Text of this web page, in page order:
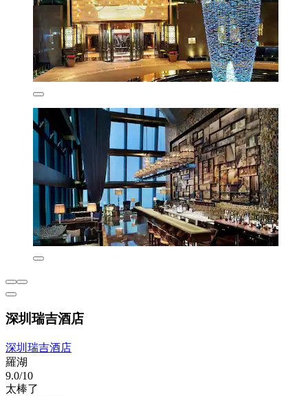
深圳瑞吉酒店
深圳瑞吉酒店
羅湖
9.0/10
太棒了